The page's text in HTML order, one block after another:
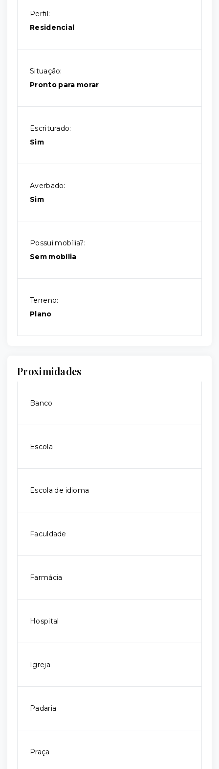
Perfil:
Residencial
Situação:
Pronto para morar
Escriturado:
Sim
Averbado:
Sim
Possui mobília?:
Sem mobília
Terreno:
Plano
Proximidades
Banco
Escola
Escola de idioma
Faculdade
Farmácia
Hospital
Igreja
Padaria
Praça